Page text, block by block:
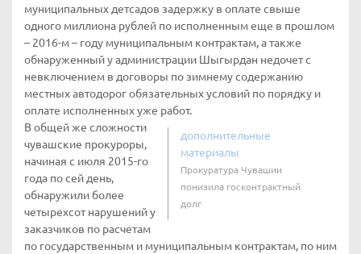
муниципальных детсадов задержку в оплате свыше
одного миллиона рублей по исполненным еще в прошлом
– 2016-м – году муниципальным контрактам, а также
обнаруженный у администрации Шыгырдан недочет с
невключением в договоры по зимнему содержанию
местных автодорог обязательных условий по порядку и
оплате исполненных уже работ.
дополнительные
материалы
Прокуратура Чувашии
понизила госконтрактный
долг
В общей же сложности
чувашские прокуроры,
начиная с июля 2015-го
года по сей день,
обнаружили более
четырехсот нарушений у
заказчиков по расчетам
по государственным и муниципальным контрактам, по ним